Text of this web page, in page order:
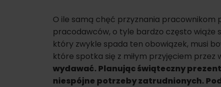
O ile samą chęć przyznania pracownikom
pracodawców, o tyle bardzo często wiąże
który zwykle spada ten obowiązek, musi
które spotka się z miłym przyjęciem przez
wydawać. Planując świąteczny
niespójne potrzeby zatrudnionych.